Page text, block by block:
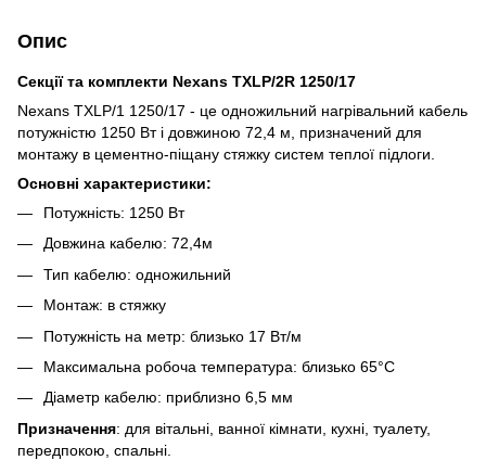
Опис
Секції та комплекти Nexans TXLP/2R 1250/17
Nexans TXLP/1 1250/17 - це одножильний нагрівальний кабель
потужністю 1250 Вт і довжиною 72,4 м, призначений для
монтажу в цементно-піщану стяжку систем теплої підлоги.
Основні характеристики:
Потужність: 1250 Вт
Довжина кабелю: 72,4м
Тип кабелю: одножильний
Монтаж: в стяжку
Потужність на метр: близько 17 Вт/м
Максимальна робоча температура: близько 65°C
Діаметр кабелю: приблизно 6,5 мм
Призначення: для вітальні, ванної кімнати, кухні, туалету,
передпокою, спальні.